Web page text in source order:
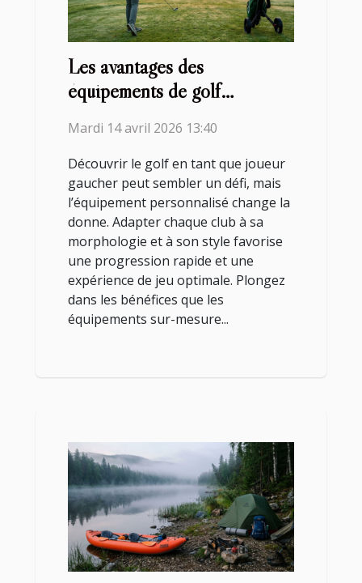
Les avantages des
équipements de golf
joueurs gauchers
Mardi 14 avril 2026 13:40
Découvrir le golf en tant que joueur
gaucher peut sembler un défi, mais
l’équipement personnalisé change la
donne. Adapter chaque club à sa
morphologie et à son style favorise
une progression rapide et une
expérience de jeu optimale. Plongez
dans les bénéfices que les
équipements sur-mesure...